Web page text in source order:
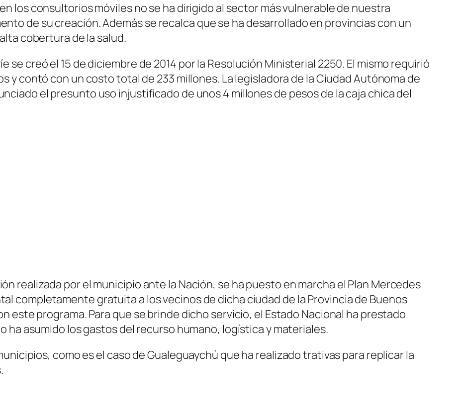
los consultorios móviles no se ha dirigido al sector más vulnerable de nuestra
de su creación. Además se recalca que se ha desarrollado en provincias con un
cobertura de la salud.
se creó el 15 de diciembre de 2014 por la Resolución Ministerial 2250. El mismo requirió
y contó con un costo total de 233 millones. La legisladora de la Ciudad Autónoma de
el presunto uso injustificado de unos 4 millones de pesos de la caja chica del
realizada por el municipio ante la Nación, se ha puesto en marcha el Plan Mercedes
completamente gratuita a los vecinos de dicha ciudad de la Provincia de Buenos
este programa. Para que se brinde dicho servicio, el Estado Nacional ha prestado
ha asumido los gastos del recurso humano, logística y materiales.
como es el caso de Gualeguaychú que ha realizado trativas para replicar la